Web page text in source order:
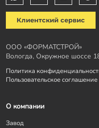
Клиентский сервис
ООО «ФОРМАТСТРОЙ»
Вологда, Окружное шоссе
Политика
Пользовательское соглашение
О компании
Завод